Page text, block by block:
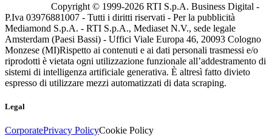
Copyright © 1999-2026 RTI S.p.A. Business Digital -
P.Iva 03976881007 - Tutti i diritti riservati - Per la pubblicità
Mediamond S.p.A. - RTI S.p.A., Mediaset N.V., sede legale
Amsterdam (Paesi Bassi) - Uffici Viale Europa 46, 20093 Cologno
Monzese (MI)Rispetto ai contenuti e ai dati personali trasmessi e/o
riprodotti è vietata ogni utilizzazione funzionale all’addestramento di
sistemi di intelligenza artificiale generativa. È altresì fatto divieto
espresso di utilizzare mezzi automatizzati di data scraping.
Legal
CorporatePrivacy PolicyCookie Policy